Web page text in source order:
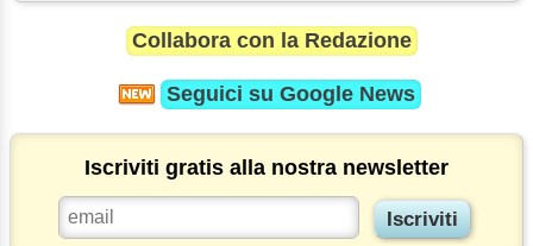
Collabora con la Redazione
Seguici su Google News
Iscriviti gratis alla nostra newsletter